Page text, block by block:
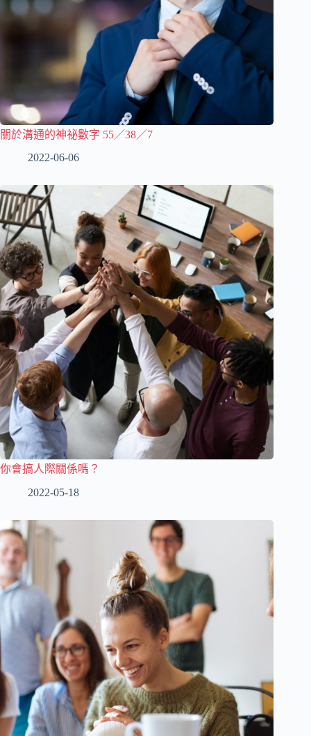
關於溝通的神祕數字 55／38／7
2022-06-06
你會搞人際關係嗎？
2022-05-18